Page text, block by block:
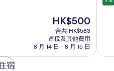
現
售
HK$500
HK$500
合共 HK$583
連稅及其他費用
8 月 14 日 - 8 月 15 日
格
思
分
卓
宿